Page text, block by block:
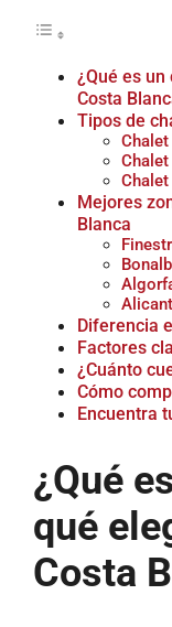
¿Qué es
Costa
Tipos de
Chalet
Mejores
Blanca
Diferencia
Factores
¿Cuánto
Cómo
Encuentra
¿Qué
qué
Costa